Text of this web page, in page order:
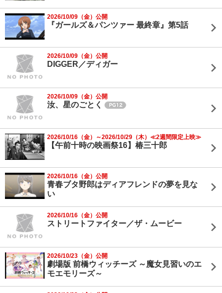
2026/10/09（金）公開
『ガールズ＆パンツァー 最終章』第5話
2026/10/09（金）公開
DIGGER／ディガー
2026/10/09（金）公開
汝、星のごとく
2026/10/16（金）～2026/10/29（木）≪2週間限定上映≫
【午前十時の映画祭16】椿三十郎
2026/10/16（金）公開
青春ブタ野郎はディアフレンドの夢を見な
い
2026/10/16（金）公開
ストリートファイター／ザ・ムービー
2026/10/23（金）公開
劇場版 前橋ウィッチーズ ～魔女見習いのエ
モエモリーズ～